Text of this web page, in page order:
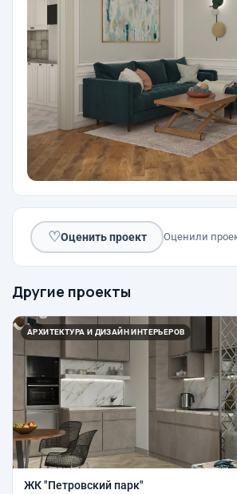
♡Оценить проект Оценили
Другие проекты
АРХИТЕКТУРА И ДИЗАЙН ИНТЕРЬЕРОВ
ЖК "Петровский парк"